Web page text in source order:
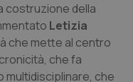
costruzione della
Letizia
che mette al centro
che fa
multidisciplinare, che